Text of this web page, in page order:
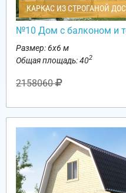
КАРКАС ИЗ СТРОГАНОЙ
№10 Дом с балконом и
Размер: 6х6 м
Общая площадь: 402
2158060